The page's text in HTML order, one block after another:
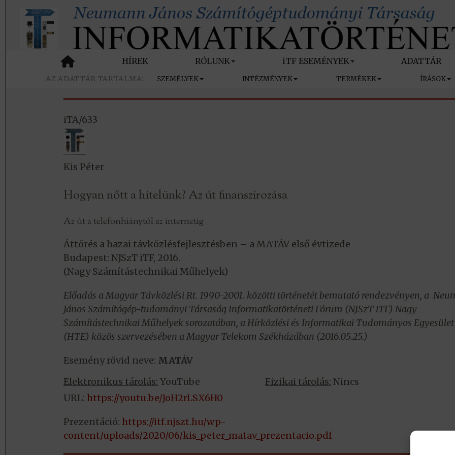
HÍREK RÓLUNK iTF ESEMÉNYEK ADATTÁR
SZEMÉLYEK INTÉZMÉNYEK TERMÉKEK ÍRÁSOK
iTA/633
Kis Péter
Hogyan nőtt a hitelünk? Az út finanszírozása
Az út a telefonhiánytól az internetig
Áttörés a hazai távközlésfejlesztésben – a MATÁV első évtizede
Budapest: NJSzT iTF, 2016.
(Nagy Számítástechnikai Műhelyek)
Előadás a Magyar Távközlési Rt. 1990-2001. közötti történetét bemutató rendezvényen, a
János Számítógép-tudományi Társaság Informatikatörténeti Fórum (NJSzT iTF) Nagy
Számítástechnikai Műhelyek sorozatában, a Hírközlési és Informatikai Tudományos Egyesület
(HTE) közös szervezésében a Magyar Telekom Székházában (2016.05.25.)
Esemény rövid neve: MATÁV
Elektronikus tárolás: YouTube
URL: https://youtu.be/JoH2rLSX6H0
Fizikai tárolás: Nincs
Prezentáció: https://itf.njszt.hu/wp-
content/uploads/2020/06/kis_peter_matav_prezentacio.pdf